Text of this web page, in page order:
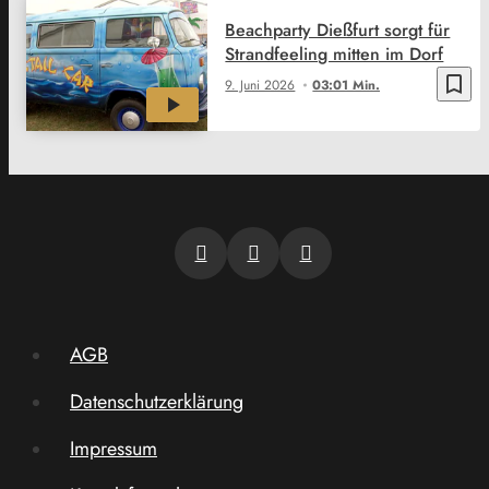
bookmark_border
9. Juni 2026 03:01 Min.
Beachparty Dießfurt sorgt für
Strandfeeling mitten im Dorf
AGB
Datenschutzerklärung
Impressum